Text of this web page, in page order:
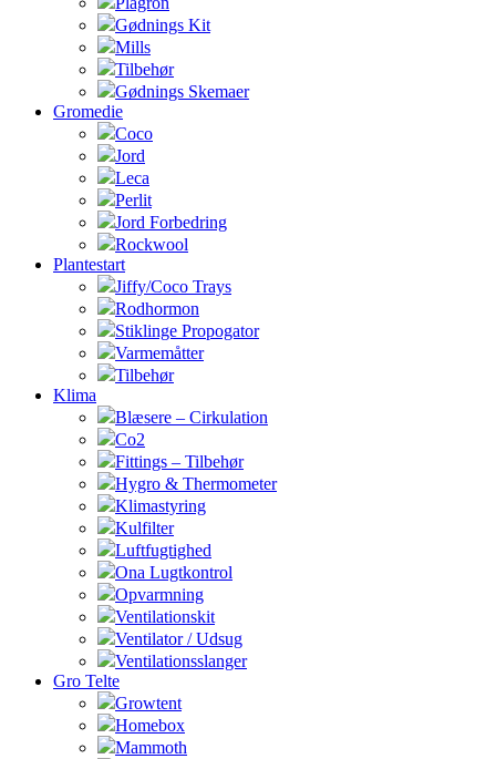
Gødnings Kit
Mills
Tilbehør
Gødnings Skemaer
Gromedie
Coco
Jord
Leca
Perlit
Jord Forbedring
Rockwool
Plantestart
Jiffy/Coco Trays
Rodhormon
Stiklinge Propogator
Varmemåtter
Tilbehør
Klima
Blæsere – Cirkulation
Co2
Fittings – Tilbehør
Hygro & Thermometer
Klimastyring
Kulfilter
Luftfugtighed
Ona Lugtkontrol
Opvarmning
Ventilationskit
Ventilator / Udsug
Ventilationsslanger
Gro Telte
Growtent
Homebox
Mammoth